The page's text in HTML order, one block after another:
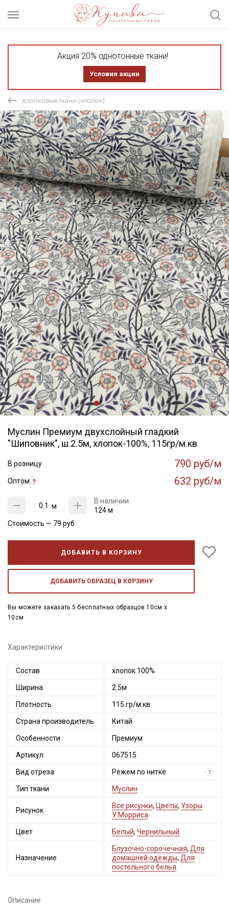
Акция 20% однотонные ткани!
Условия акции
Хлопковые ткани (хлопок)
Муслин Премиум двухслойный гладкий
"Шиповник", ш.2.5м, хлопок-100%, 115гр/м.кв
В розницу 790 руб/м
Оптом 632 руб/м
м
В наличии
124 м
Стоимость — 79 руб
ДОБАВИТЬ В КОРЗИНУ
ДОБАВИТЬ ОБРАЗЕЦ В КОРЗИНУ
Вы можете заказать 5 бесплатных образцов 10см x
10см
Характеристики
Состав хлопок 100%
Ширина 2.5м
Плотность 115 гр/м.кв
Страна производитель Китай
Особенности Премиум
Артикул 067515
Вид отреза Режем по нитке ?
Тип ткани Муслин
Рисунок
Все рисунки, Цветы, Узоры
У.Морриса
Цвет Белый, Чернильный
Назначение
Блузочно-сорочечная, Для
домашней одежды, Для
постельного белья
Описание